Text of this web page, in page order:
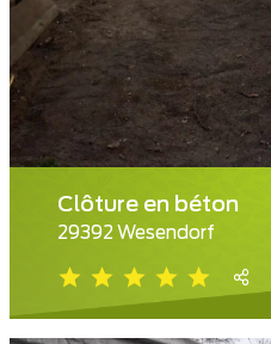
Clôture en béton
29392 Wesendorf